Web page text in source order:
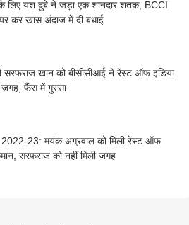
लिए यश दुबे ने जड़ा एक शानदार शतक, BCCI
कर खास अंदाज में दी बधाई
सरफराज खान को बीसीसीआई ने रेस्ट ऑफ इंडिया
जगह, फैंस में गुस्सा
23: मयंक अग्रवाल को मिली रेस्ट ऑफ
सरफराज को नहीं मिली जगह